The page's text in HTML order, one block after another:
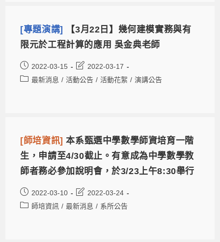
[專題演講]
【3月22日】幾何建模實務與有
限元於工程計算的應用 吳金典老師
2022-03-15
2022-03-17
最新消息 / 活動公告 / 活動花絮 / 演講公告
[師培資訊]本系甄選中學數學師資培育一階
生，申請至4/30截止。有意成為中學數學教
師者務必參加說明會，於3/23上午8:30舉行
2022-03-10
2022-03-24
師培資訊 / 最新消息 / 系所公告